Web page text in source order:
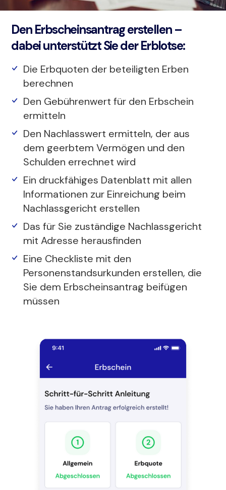
Den Erbscheinsantrag erstellen –
dabei unterstützt Sie der Erblotse:
Die Erbquoten der beteiligten Erben
berechnen
Den Gebührenwert für den Erbschein
ermitteln
Den Nachlasswert ermitteln, der aus
dem geerbtem Vermögen und den
Schulden errechnet wird
Ein druckfähiges Datenblatt mit allen
Informationen zur Einreichung beim
Nachlassgericht erstellen
Das für Sie zuständige Nachlassgericht
mit Adresse herausfinden
Eine Checkliste mit den
Personenstandsurkunden erstellen, die
Sie dem Erbscheinsantrag beifügen
müssen